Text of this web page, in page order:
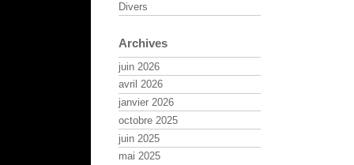
Divers
Archives
juin 2026
avril 2026
janvier 2026
octobre 2025
juin 2025
mai 2025